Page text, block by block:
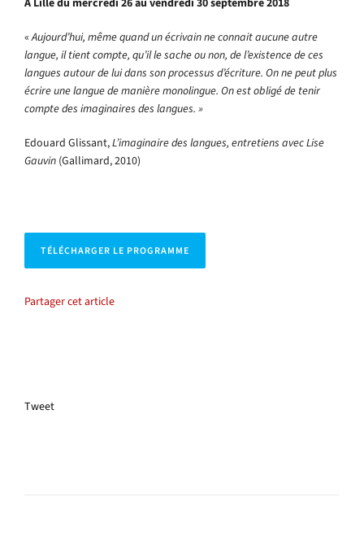
A Lille du mercredi 26 au vendredi 30 septembre 2018
«Aujourd’hui, même quand un écrivain ne connait aucune autre
langue, il tient compte, qu’il le sache ou non, de l’existence de ces
langues autour de lui dans son processus d’écriture. On ne peut plus
écrire une langue de manière monolingue. On est obligé de tenir
compte des imaginaires des langues. »
Edouard Glissant,L’imaginaire des langues, entretiens avec Lise
Gauvin (Gallimard, 2010)
TÉLÉCHARGER LE PROGRAMME
Partager cet article
Tweet